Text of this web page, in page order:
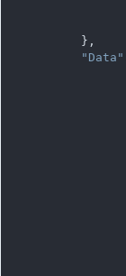
"Data"